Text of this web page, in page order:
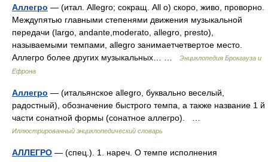
Аллегро — (итал. Allegro; сокращ. All o) скоро, живо, проворно.
Междупятью главными степенями движения музыкальной
передачи (largo, andante,moderato, allegro, presto),
называемыми темпами, allegro занимаетчетвертое место.
Аллегро более других музыкальных… …
Энциклопедия Брокгауза и
Ефрона
Аллегро — (итальянское allegro, буквально веселый,
радостный), обозначение быстрого темпа, а также название 1 й
части сонатной формы (сонатное аллегро). …
Иллюстрированный энциклопедический словарь
АЛЛЕГРО — (спец.). 1. нареч. О темпе исполнения